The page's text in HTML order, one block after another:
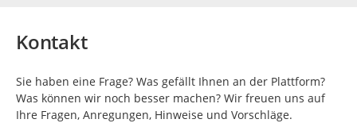
Kontakt
Sie haben eine Frage? Was gefällt Ihnen an der Plattform?
Was können wir noch besser machen? Wir freuen uns auf
Ihre Fragen, Anregungen, Hinweise und Vorschläge.